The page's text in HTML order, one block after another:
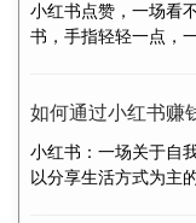
小红书点赞，一场看
书，手指轻轻一点，
如何通过小红书赚
小红书：一场关于自
以分享生活方式为主